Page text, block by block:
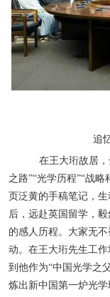
追
在王大珩故居
之路”“光学历程”“战
页泛黄的手稿笔记，
后，远赴英国留学，
的感人历程。大家无
动。在王大珩先生工
到他作为“中国光学之
炼出新中国第一炉光